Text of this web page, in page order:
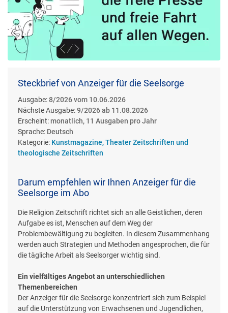
Steckbrief von Anzeiger für die Seelsorge
Ausgabe:8/2026 vom 10.06.2026
Nächste Ausgabe:9/2026 ab 11.08.2026
Erscheint: monatlich, 11 Ausgaben pro Jahr
Sprache: Deutsch
Kategorie: Kunstmagazine, Theater Zeitschriften und
theologische Zeitschriften
Darum empfehlen wir Ihnen Anzeiger für die
Seelsorge im Abo
Die Religion Zeitschrift richtet sich an alle Geistlichen, deren
Aufgabe es ist, Menschen auf dem Weg der
Problembewältigung zu begleiten. In diesem Zusammenhang
werden auch Strategien und Methoden angesprochen, die für
die tägliche Arbeit als Seelsorger wichtig sind.
Ein vielfältiges Angebot an unterschiedlichen
Themenbereichen
Der Anzeiger für die Seelsorge konzentriert sich zum Beispiel
auf die Unterstützung von Erwachsenen und Jugendlichen,